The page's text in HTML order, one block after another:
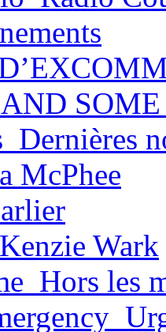
McPhee
Wark
les